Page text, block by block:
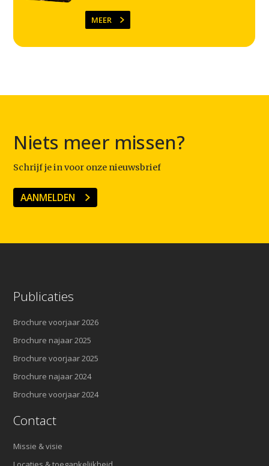
MEER
Niets meer missen?
Schrijf je in voor onze nieuwsbrief
AANMELDEN
Publicaties
Brochure voorjaar 2026
Brochure najaar 2025
Brochure voorjaar 2025
Brochure najaar 2024
Brochure voorjaar 2024
Contact
Missie & visie